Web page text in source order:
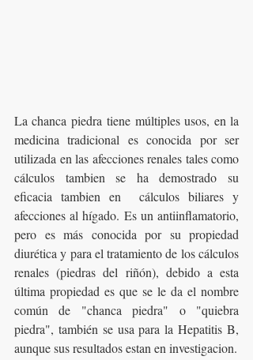
La chanca piedra tiene múltiples usos, en la
medicina tradicional es conocida por ser
utilizada en las afecciones renales tales como
cálculos tambien se ha demostrado su
eficacia tambien en  cálculos biliares y
afecciones al hígado. Es un antiinflamatorio,
pero es más conocida por su propiedad
diurética y para el tratamiento de los cálculos
renales (piedras del riñón), debido a esta
última propiedad es que se le da el nombre
común de "chanca piedra" o "quiebra
piedra", también se usa para la Hepatitis B,
aunque sus resultados estan en investigacion.